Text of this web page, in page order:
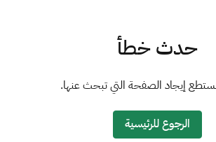
التصرفات العقارية
حدث خطأ
إيجاد الصفحة التي تبحث عنها.
الرجوع للرئيسية